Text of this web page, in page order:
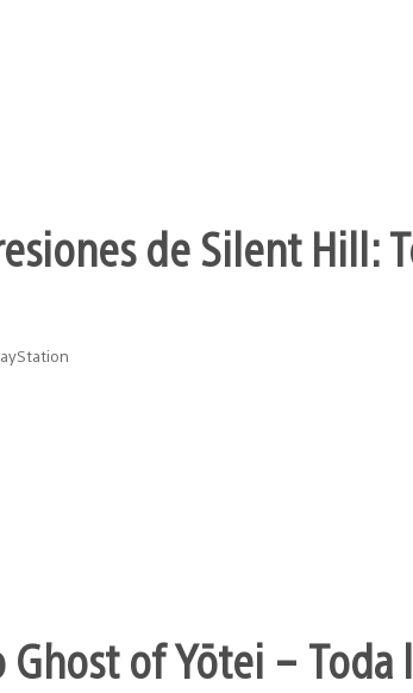
de Silent Hill:
Ghost of Yōtei –